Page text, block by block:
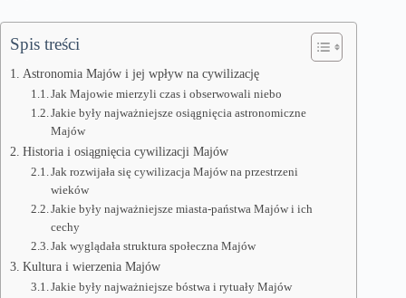
Spis treści
Astronomia Majów i jej wpływ na cywilizację
Jak Majowie mierzyli czas i obserwowali niebo
Jakie były najważniejsze osiągnięcia astronomiczne
Majów
Historia i osiągnięcia cywilizacji Majów
Jak rozwijała się cywilizacja Majów na przestrzeni
wieków
Jakie były najważniejsze miasta-państwa Majów i ich
cechy
Jak wyglądała struktura społeczna Majów
Kultura i wierzenia Majów
Jakie były najważniejsze bóstwa i rytuały Majów